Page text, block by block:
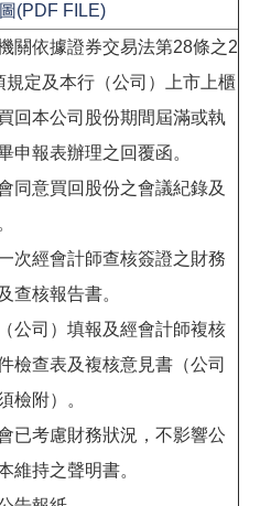
(PDF FILE)
關依據證券交易法第28條之2
規定及本行（公司）上市上櫃
回本公司股份期間屆滿或執
申報表辦理之回覆函。
同意買回股份之會議紀錄及
次經會計師查核簽證之財務
查核報告書。
公司）填報及經會計師複核
檢查表及複核意見書（公司
檢附）。
已考慮財務狀況，不影響公
維持之聲明書。